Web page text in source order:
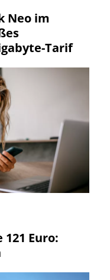
Neo im
Tarif
Euro: